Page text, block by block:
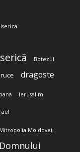
Botezul
dragoste
Ierusalim
Mitropolia Moldovei;